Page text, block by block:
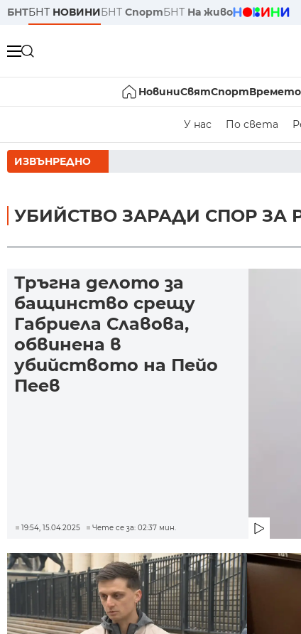
БНТБНТ НОВИНИБНТ СпортБНТ На живо
НовиниСвятСпортВремето
У нас По света
ИЗВЪНРЕДНО РУМЕН РАДЕВ
УБИЙСТВО ЗАРАДИ СПОР ЗА
Тръгна делото за
бащинство срещу
Габриела Славова,
обвинена в
убийството на Пейо
Пеев
19:54, 15.04.2025 Чете се за: 02:37 мин.